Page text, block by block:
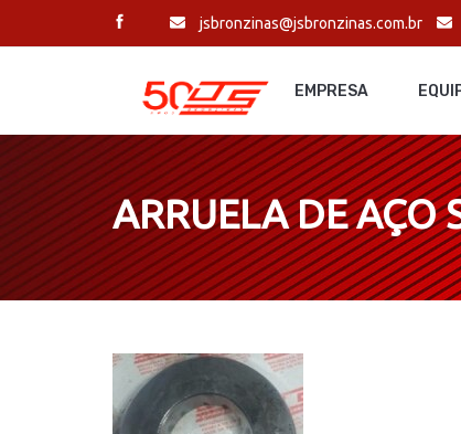
jsbronzinas@jsbronzinas.com.br
EMPRESA
ARRUELA DE AÇO